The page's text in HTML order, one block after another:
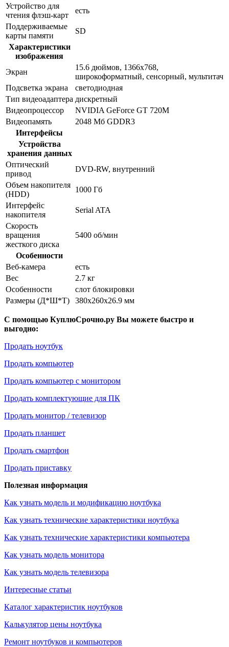
Устройство для
чтения флэш-карт
есть
Поддерживаемые
карты памяти
SD
Характеристики
изображения
Экран
15.6 дюймов, 1366x768,
широкоформатный, сенсорный, мультитач
Подсветка экрана
светодиодная
Тип видеоадаптера дискретный
Видеопроцессор
NVIDIA GeForce GT 720M
Видеопамять
2048 Мб GDDR3
Интерфейсы
Устройства
хранения данных
Оптический
привод
DVD-RW, внутренний
Объем накопителя
(HDD)
1000 Гб
Интерфейс
накопителя
Serial ATA
Скорость
вращения
жесткого диска
5400 об/мин
Особенности
Веб-камера
есть
Вес
2.7 кг
Особенности
слот блокировки
Размеры (Д*Ш*Т)
380x260x26.9 мм
С помощью КуплюСрочно.ру Вы можете быстро и
выгодно:
Продать ноутбук
Продать компьютер
Продать компьютер с монитором
Продать комплектующие для ПК
Продать монитор / телевизор
Продать планшет
Продать смартфон
Продать приставку
Полезная информация
Как узнать модель и модификацию ноутбука
Как узнать технические характеристики ноутбука
Как узнать технические характеристики компьютера
Как узнать модель монитора
Как узнать модель телевизора
Интересные статьи
Каталог характеристик ноутбуков
Калькулятор цены ноутбука
Ремонт ноутбуков и компьютеров